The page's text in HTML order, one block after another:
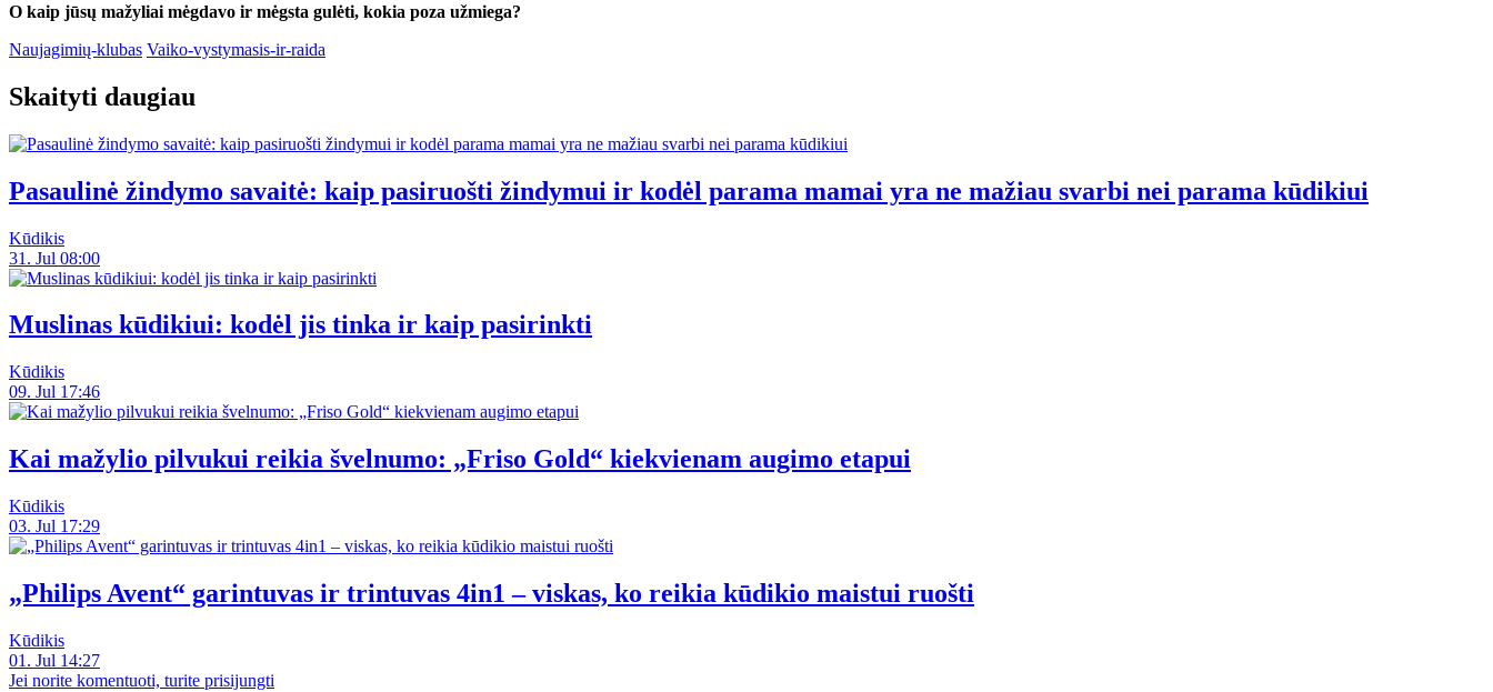
O kaip jūsų mažyliai mėgdavo ir mėgsta gulėti, kokia poza užmiega?
Naujagimių-klubas Vaiko-vystymasis-ir-raida
Skaityti daugiau
Pasaulinė žindymo savaitė: kaip pasiruošti žindymui ir kodėl parama mamai yra ne mažiau svarbi nei parama kūdikiui
Kūdikis
31. Jul 08:00
Muslinas kūdikiui: kodėl jis tinka ir kaip pasirinkti
Kūdikis
09. Jul 17:46
Kai mažylio pilvukui reikia švelnumo: „Friso Gold“ kiekvienam augimo etapui
Kūdikis
03. Jul 17:29
„Philips Avent“ garintuvas ir trintuvas 4in1 – viskas, ko reikia kūdikio maistui ruošti
Kūdikis
01. Jul 14:27
Jei norite komentuoti, turite prisijungti